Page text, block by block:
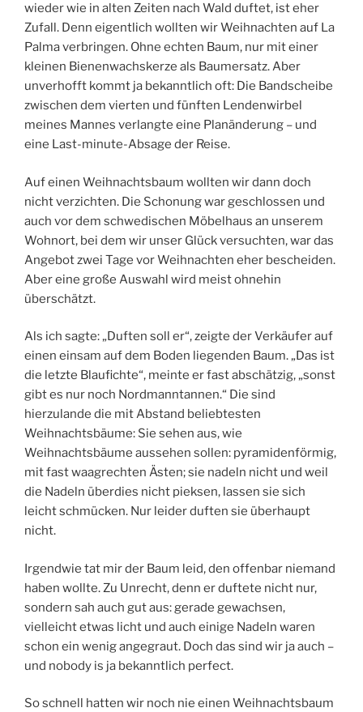
wieder wie in alten Zeiten nach Wald duftet, ist eher
Zufall. Denn eigentlich wollten wir Weihnachten auf La
Palma verbringen. Ohne echten Baum, nur mit einer
kleinen Bienenwachskerze als Baumersatz. Aber
unverhofft kommt ja bekanntlich oft: Die Bandscheibe
zwischen dem vierten und fünften Lendenwirbel
meines Mannes verlangte eine Planänderung – und
eine Last-minute-Absage der Reise.
Auf einen Weihnachtsbaum wollten wir dann doch
nicht verzichten. Die Schonung war geschlossen und
auch vor dem schwedischen Möbelhaus an unserem
Wohnort, bei dem wir unser Glück versuchten, war das
Angebot zwei Tage vor Weihnachten eher bescheiden.
Aber eine große Auswahl wird meist ohnehin
überschätzt.
Als ich sagte: „Duften soll er“, zeigte der Verkäufer auf
einen einsam auf dem Boden liegenden Baum. „Das ist
die letzte Blaufichte“, meinte er fast abschätzig, „sonst
gibt es nur noch Nordmanntannen.“ Die sind
hierzulande die mit Abstand beliebtesten
Weihnachtsbäume: Sie sehen aus, wie
Weihnachtsbäume aussehen sollen: pyramidenförmig,
mit fast waagrechten Ästen; sie nadeln nicht und weil
die Nadeln überdies nicht pieksen, lassen sie sich
leicht schmücken. Nur leider duften sie überhaupt
nicht.
Irgendwie tat mir der Baum leid, den offenbar niemand
haben wollte. Zu Unrecht, denn er duftete nicht nur,
sondern sah auch gut aus: gerade gewachsen,
vielleicht etwas licht und auch einige Nadeln waren
schon ein wenig angegraut. Doch das sind wir ja auch –
und nobody is ja bekanntlich perfect.
So schnell hatten wir noch nie einen Weihnachtsbaum